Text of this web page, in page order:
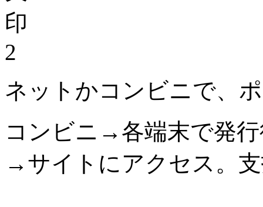
2
ネットかコンビニで、
コンビニ→各端末で発
→サイトにアクセス。